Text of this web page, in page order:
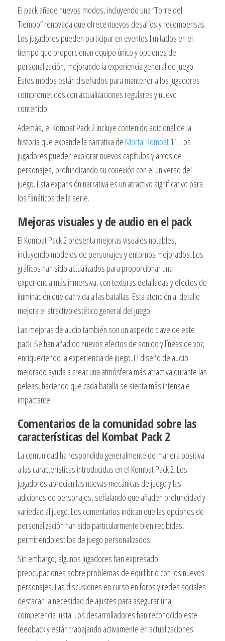
El pack añade nuevos modos, incluyendo una “Torre del
Tiempo” renovada que ofrece nuevos desafíos y recompensas.
Los jugadores pueden participar en eventos limitados en el
tiempo que proporcionan equipo único y opciones de
personalización, mejorando la experiencia general de juego.
Estos modos están diseñados para mantener a los jugadores
comprometidos con actualizaciones regulares y nuevo
contenido.
Además, el Kombat Pack 2 incluye contenido adicional de la
historia que expande la narrativa de Mortal Kombat 11. Los
jugadores pueden explorar nuevos capítulos y arcos de
personajes, profundizando su conexión con el universo del
juego. Esta expansión narrativa es un atractivo significativo para
los fanáticos de la serie.
Mejoras visuales y de audio en el pack
El Kombat Pack 2 presenta mejoras visuales notables,
incluyendo modelos de personajes y entornos mejorados. Los
gráficos han sido actualizados para proporcionar una
experiencia más inmersiva, con texturas detalladas y efectos de
iluminación que dan vida a las batallas. Esta atención al detalle
mejora el atractivo estético general del juego.
Las mejoras de audio también son un aspecto clave de este
pack. Se han añadido nuevos efectos de sonido y líneas de voz,
enriqueciendo la experiencia de juego. El diseño de audio
mejorado ayuda a crear una atmósfera más atractiva durante las
peleas, haciendo que cada batalla se sienta más intensa e
impactante.
Comentarios de la comunidad sobre las
características del Kombat Pack 2
La comunidad ha respondido generalmente de manera positiva
a las características introducidas en el Kombat Pack 2. Los
jugadores aprecian las nuevas mecánicas de juego y las
adiciones de personajes, señalando que añaden profundidad y
variedad al juego. Los comentarios indican que las opciones de
personalización han sido particularmente bien recibidas,
permitiendo estilos de juego personalizados.
Sin embargo, algunos jugadores han expresado
preocupaciones sobre problemas de equilibrio con los nuevos
personajes. Las discusiones en curso en foros y redes sociales
destacan la necesidad de ajustes para asegurar una
competencia justa. Los desarrolladores han reconocido este
feedback y están trabajando activamente en actualizaciones